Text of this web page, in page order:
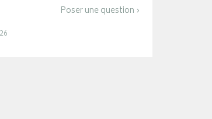
Poser une question ›